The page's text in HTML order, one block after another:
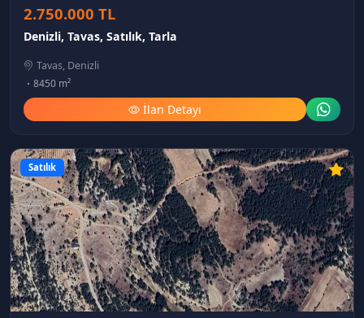
2.750.000 TL
Denizli, Tavas, Satılık, Tarla
Tavas, Denizli
8450 m²
İlan Detayı
Satılık